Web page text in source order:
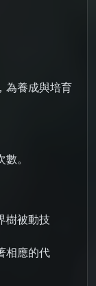
為養成與培育
。
樹被動技
相應的代